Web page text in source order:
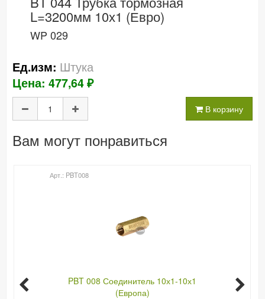
L=3200мм 10х1 (Евро)
WP 029
Ед.изм: Штука
Цена: 477,64 ₽
В корзину
Вам могут понравиться
Арт.: PBT008
PBT 008 Соединитель 10х1-10х1
(Европа)